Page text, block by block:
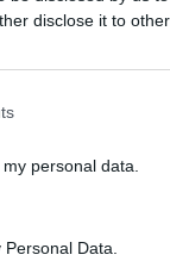
disclose it to
personal data.
Data.
egymás
fajok, mint